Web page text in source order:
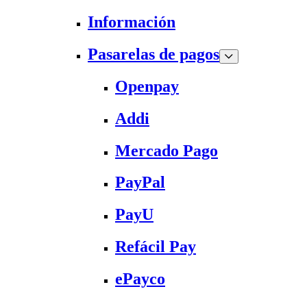
Información
Pasarelas de pagos
Openpay
Addi
Mercado Pago
PayPal
PayU
Refácil Pay
ePayco